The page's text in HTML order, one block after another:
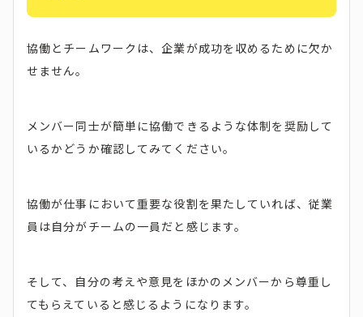
協働とチームワークは、企業が成功を収めるために欠か
せません。
メンバー同士が簡単に協働できるような体制を奨励して
いるかどうか確認してみてください。
協働が仕事において重要な役割を果たしていれば、従業
員は自分がチームの一員だと感じます。
そして、自分の考えや意見をほかのメンバーから尊重し
てもらえていると感じるようになります。